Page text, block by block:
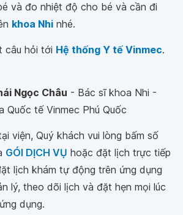
và đo nhiệt độ cho bé và cần đi
khoa Nhi nhé.
câu hỏi tới Hệ thống Y tế Vinmec.
Ngọc Châu - Bác sĩ khoa Nhi -
Quốc tế Vinmec Phú Quốc
viện, Quý khách vui lòng bấm số
GÓI DỊCH VỤ hoặc đặt lịch trực tiếp
lịch khám tự động trên ứng dụng
lý, theo dõi lịch và đặt hẹn mọi lúc
dụng.